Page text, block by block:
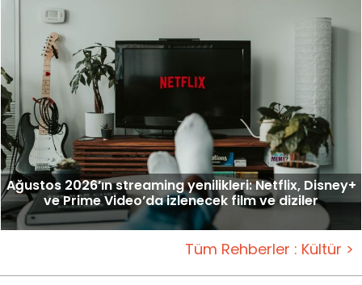
Ağustos 2026’ın streaming yenilikleri: Netflix, Disney+
ve Prime Video’da izlenecek film ve diziler
Tüm Rehberler : Kültür >